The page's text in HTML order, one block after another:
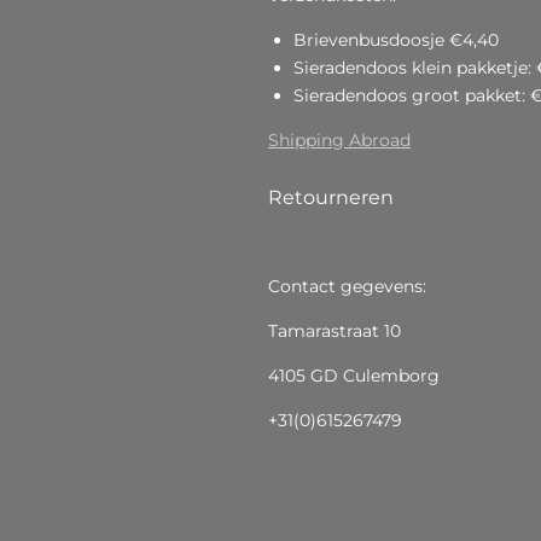
Brievenbusdoosje €4,40
Sieradendoos klein pakketje:
Sieradendoos groot pakket:
Shipping Abroad
Retourneren
Contact gegevens:
Tamarastraat 10
4105 GD Culemborg
+31(0)615267479